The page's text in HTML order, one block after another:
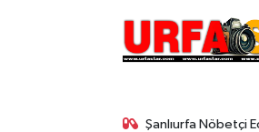
Şanlıurfa Nöbetçi